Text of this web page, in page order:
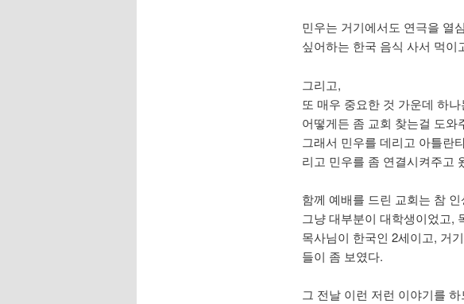
민우는 거기에서도 연극을 열
싶어하는 한국 음식 사서 먹이
그리고,
또 매우 중요한 것 가운데 하
어떻게든 좀 교회 찾는걸 도와
그래서 민우를 데리고 아틀란
리고 민우를 좀 연결시켜주고
함께 예배를 드린 교회는 참
그냥 대부분이 대학생이었고,
목사님이 한국인 2세이고, 거
들이 좀 보였다.
그 전날 이런 저런 이야기를